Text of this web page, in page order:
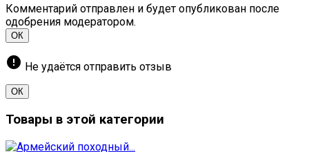
Комментарий отправлен и будет опубликован после
одобрения модератором.
ОК
error Не удаётся отправить отзыв
ОК
Товары в этой категории